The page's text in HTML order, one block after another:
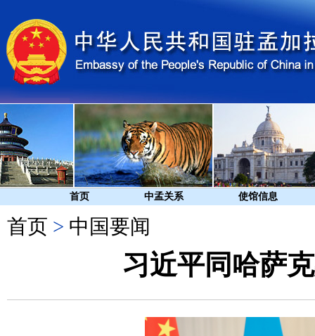
首页 中孟关系 使馆信息
首页 > 中国要闻
习近平同哈萨